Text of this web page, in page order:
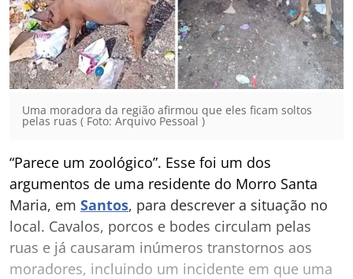
Uma moradora da região afirmou que eles ficam soltos
pelas ruas ( Foto: Arquivo Pessoal )
“Parece um zoológico”. Esse foi um dos
argumentos de uma residente do Morro Santa
Maria, em Santos, para descrever a situação no
local. Cavalos, porcos e bodes circulam pelas
ruas e já causaram inúmeros transtornos aos
moradores, incluindo um incidente em que uma